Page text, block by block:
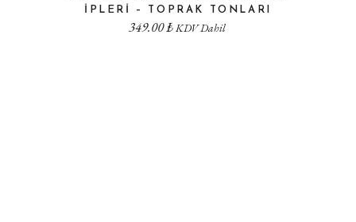
IPLERI – TOPRAK TONLARI
349.00₺KDV Dahil